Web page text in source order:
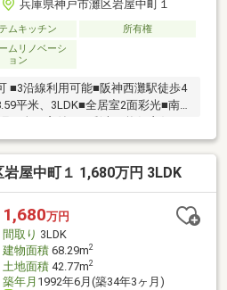
兵庫県神戸市灘区岩屋中町１
ムキッチン 所有権
ムリノベーシ
ョン
■3沿線利用可能■阪神西灘駅徒歩4
平米、3LDK■全居室2面彩光■南向
内覧可能■灘の浜小学校徒歩10
パー徒歩11分、コンビニ徒歩3分、
が近隣にあり大変便利な立地内装
なった住まいで生活を始めること
所にあるので利便性が高いです。駅
件です。
屋中町１ 1,680万円 3LDK
1,680万円
間取り 3LDK
建物面積68.29m2
土地面積42.77m2
築年月 1992年6月(築34年3ヶ月)